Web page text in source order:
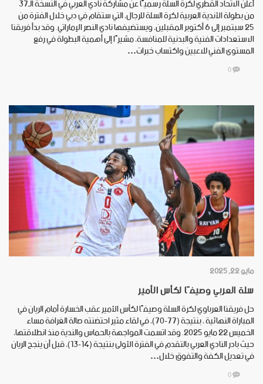
من بطولة الأندية العربية لكرة السلة للرجال، التي ستقام في دبي خلال الفترة من
25 سبتمبر إلى 6 أكتوبر المقبلين، ويستضيفها نادي النصر الإماراتي. وقد بدأ فريقنا
الاستعدادات الفنية والبدنية للمنافسة، مشيرًا إلى أهمية البطولة في رفع
المستوى الفني للاعبين واكتساب خبرات…
0
مايو 22, 2025
سلة العربي وصيفًا لكأس الأمير
حل فريقنا العرباوي لكرة السلة وصيفًا لكأس الأمير عقب الخسارة أمام الريان في
المباراة النهائية ، بنتيجة (77-70)، في لقاء مثير احتضنته صالة الغرافة مساء
الخميس 22 مايو 2025. وقد اتسمت المواجهة بالحماس والندية منذ انطلاقتها،
حيث بادر النادي العربي بالتقدم في الفترة الأولى بنتيجة (14-13)، قبل أن ينجح الريان
في تعديل الكفة والتفوق خلال…
0